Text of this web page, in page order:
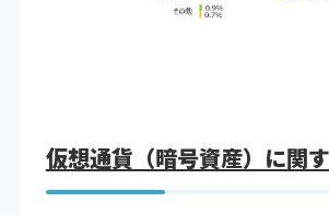
仮想通貨（暗号資産）に関